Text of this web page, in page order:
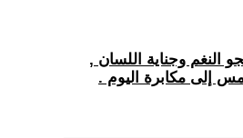
النغم وجناية اللسان ,
إلى مكابرة اليوم .